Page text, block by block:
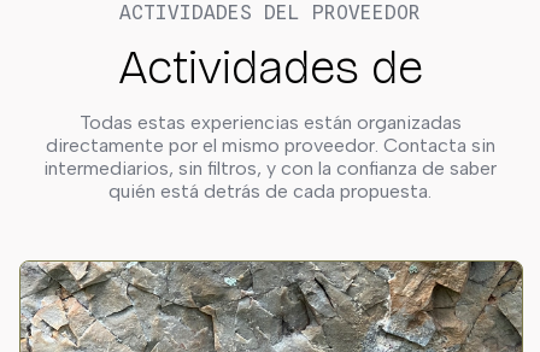
ACTIVIDADES DEL PROVEEDOR
Actividades de
Todas estas experiencias están organizadas
directamente por el mismo proveedor. Contacta sin
intermediarios, sin filtros, y con la confianza de saber
quién está detrás de cada propuesta.